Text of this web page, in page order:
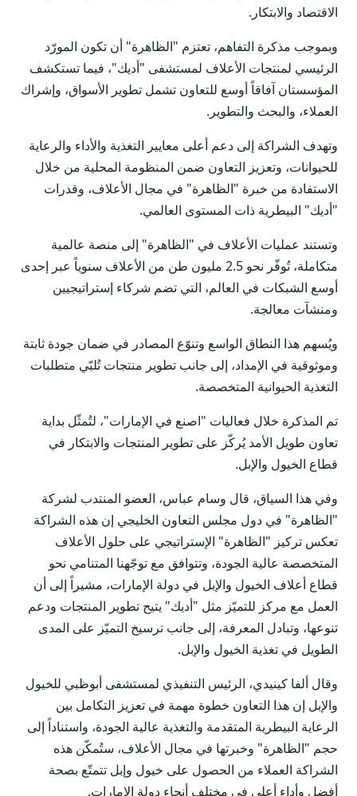
الاقتصاد والابتكار.
وبموجب مذكرة التفاهم، تعتزم "الظاهرة" أن تكون المورّد
الرئيسي لمنتجات الأعلاف لمستشفى "أديك"، فيما تستكشف
المؤسستان آفاقاً أوسع للتعاون تشمل تطوير الأسواق، وإشراك
العملاء، والبحث والتطوير.
وتهدف الشراكة إلى دعم أعلى معايير التغذية والأداء والرعاية
للحيوانات، وتعزيز التعاون ضمن المنظومة المحلية من خلال
الاستفادة من خبرة "الظاهرة" في مجال الأعلاف، وقدرات
"أديك" البيطرية ذات المستوى العالمي.
وتستند عمليات الأعلاف في "الظاهرة" إلى منصة عالمية
متكاملة، تُوفّر نحو 2.5 مليون طن من الأعلاف سنوياً عبر إحدى
أوسع الشبكات في العالم، التي تضم شركاء إستراتيجيين
ومنشآت معالجة.
ويُسهم هذا النطاق الواسع وتنوّع المصادر في ضمان جودة ثابتة
وموثوقية في الإمداد، إلى جانب تطوير منتجات تُلبّي متطلبات
التغذية الحيوانية المتخصصة.
تم المذكرة خلال فعاليات "اصنع في الإمارات"، لتُمثّل بداية
تعاون طويل الأمد يُركّز على تطوير المنتجات والابتكار في
قطاع الخيول والإبل.
وفي هذا السياق، قال وسام عباس، العضو المنتدب لشركة
"الظاهرة" في دول مجلس التعاون الخليجي إن هذه الشراكة
تعكس تركيز "الظاهرة" الإستراتيجي على حلول الأعلاف
المتخصصة عالية الجودة، وتتوافق مع توجّهنا المتنامي نحو
قطاع أعلاف الخيول والإبل في دولة الإمارات، مشيراً إلى أن
العمل مع مركز للتميّز مثل "أديك" يتيح تطوير المنتجات ودعم
تنوعها، وتبادل المعرفة، إلى جانب ترسيخ التميّز على المدى
الطويل في تغذية الخيول والإبل.
وقال ألفا كينيدي، الرئيس التنفيذي لمستشفى أبوظبي للخيول
والإبل إن هذا التعاون خطوة مهمة في تعزيز التكامل بين
الرعاية البيطرية المتقدمة والتغذية عالية الجودة، واستناداً إلى
حجم "الظاهرة" وخبرتها في مجال الأعلاف، ستُمكّن هذه
الشراكة العملاء من الحصول على خيول وإبل تتمتّع بصحة
أفضل وأداء أعلى في مختلف أنحاء دولة الإمارات.